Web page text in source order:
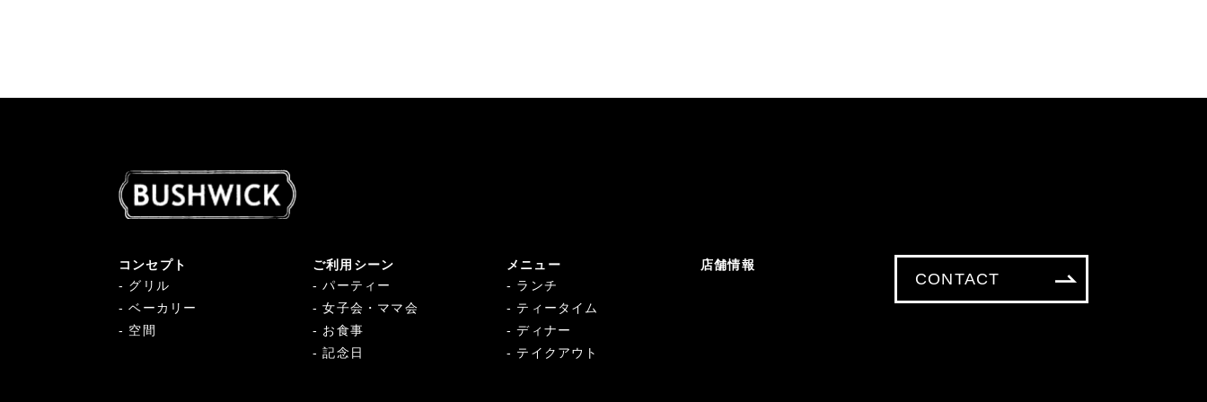
CONTACT
コンセプト
グリル
ベーカリー
空間
ご利用シーン
パーティー
女子会・ママ会
お食事
記念日
メニュー
ランチ
ティータイム
ディナー
テイクアウト
店舗情報